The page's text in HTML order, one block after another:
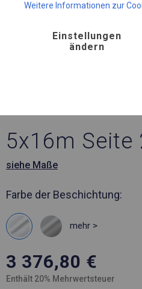
5x16m Seite
siehe Maße
Farbe der Beschichtung:
mehr >
3 376,80 €
Enthält 20% Mehrwertsteuer
Weitere Informationen zur
Einstellungen
ändern